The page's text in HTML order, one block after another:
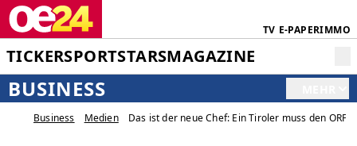
TV E-PAPERIMMO
TICKERSPORTSTARSMAGAZINE
BUSINESS
Business Medien Das ist der neue Chef: Ein Tiroler muss den ORF